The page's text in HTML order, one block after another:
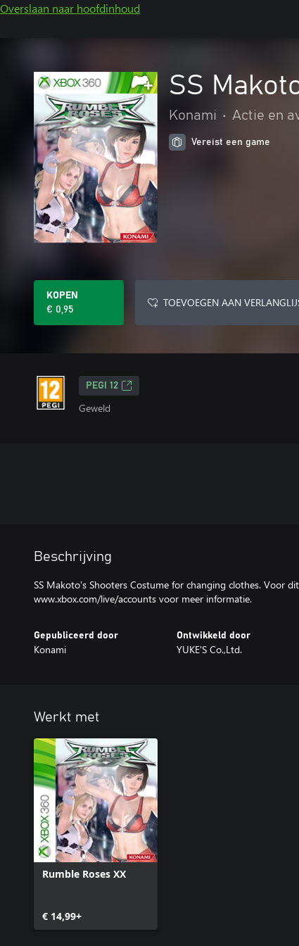
Overslaan naar hoofdinhoud
SS
Konami • Actie en
Vereist een game
KOPEN
€ 0,95
TOEVOEGEN AAN
PEGI 12
Geweld
Beschrijving
SS Makoto's Shooters Costume for changing clothes. Voor
www.xbox.com/live/accounts voor meer informatie.
Gepubliceerd door
Konami
Ontwikkeld door
YUKE'S Co.,Ltd.
Werkt met
Rumble Roses XX
€ 14,99+